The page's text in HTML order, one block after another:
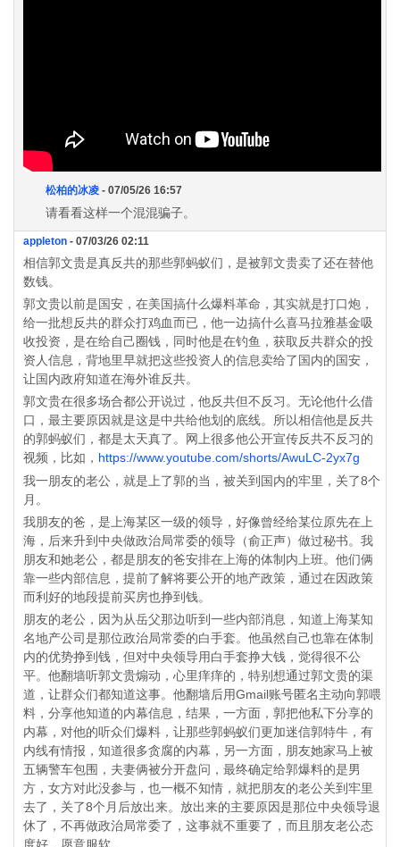
松柏的冰凌 - 07/05/26 16:57
请看看这样一个混混骗子。
appleton - 07/03/26 02:11
相信郭文贵是真反共的那些郭蚂蚁们，是被郭文贵卖了还在替他
数钱。
郭文贵以前是国安，在美国搞什么爆料革命，其实就是打口炮，
给一批想反共的群众打鸡血而已，他一边搞什么喜马拉雅基金吸
收投资，是在给自己圈钱，同时他是在钓鱼，获取反共群众的投
资人信息，背地里早就把这些投资人的信息卖给了国内的国安，
让国内政府知道在海外谁反共。
郭文贵在很多场合都公开说过，他反共但不反习。无论他什么借
口，最主要原因就是这是中共给他划的底线。所以相信他是反共
的郭蚂蚁们，都是太天真了。网上很多他公开宣传反共不反习的
视频，比如， https://www.youtube.com/shorts/AwuLC-2yx7g
我一朋友的老公，就是上了郭的当，被关到国内的牢里，关了8个
月。
我朋友的爸，是上海某区一级的领导，好像曾经给某位原先在上
海，后来升到中央做政治局常委的领导（俞正声）做过秘书。我
朋友和她老公，都是朋友的爸安排在上海的体制内上班。他们俩
靠一些内部信息，提前了解将要公开的地产政策，通过在因政策
而利好的地段提前买房也挣到钱。
朋友的老公，因为从岳父那边听到一些内部消息，知道上海某知
名地产公司是那位政治局常委的白手套。他虽然自己也靠在体制
内的优势挣到钱，但对中央领导用白手套挣大钱，觉得很不公
平。他翻墙听郭文贵煽动，心里痒痒的，特别想通过郭文贵的渠
道，让群众们都知道这事。他翻墙后用Gmail账号匿名主动向郭喂
料，分享他知道的内幕信息，结果，一方面，郭把他私下分享的
内幕，对他的听众们爆料，让那些郭蚂蚁们更加迷信郭特牛，有
内线有情报，知道很多贪腐的内幕，另一方面，朋友她家马上被
五辆警车包围，夫妻俩被分开盘问，最终确定给郭爆料的是男
方，女方对此没参与，也一概不知情，就把朋友的老公关到牢里
去了，关了8个月后放出来。放出来的主要原因是那位中央领导退
休了，不再做政治局常委了，这事就不重要了，而且朋友老公态